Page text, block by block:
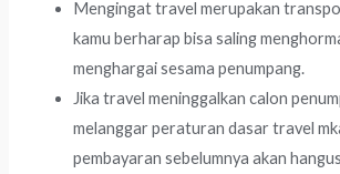
Mengingat travel merupakan
kamu berharap bisa saling
menghargai sesama penumpang.
Jika travel meninggalkan calon
melanggar peraturan dasar travel
pembayaran sebelumnya akan